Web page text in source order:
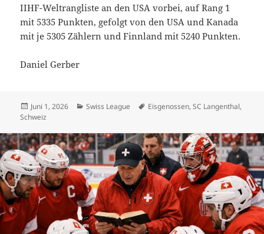
IIHF-Weltrangliste an den USA vorbei, auf Rang 1
mit 5335 Punkten, gefolgt von den USA und Kanada
mit je 5305 Zählern und Finnland mit 5240 Punkten.
Daniel Gerber
Veröffentlicht
am
Juni 1, 2026 Kategorien
Swiss League Schlagwörter
Eisgenossen,SC Langenthal,
Schweiz